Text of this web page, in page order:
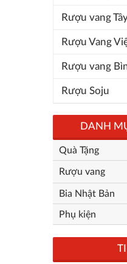
Rượu vang
Rượu Vang
Rượu vang
Rượu Soju
DANH
Quà Tặng
Rượu vang
Bia Nhật Bản
Phụ kiện